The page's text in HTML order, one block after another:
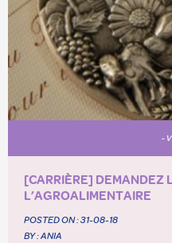
-
[CARRIÈRE] DEMANDEZ
L’AGROALIMENTAIRE
POSTED ON :31-08-18
BY : ANIA